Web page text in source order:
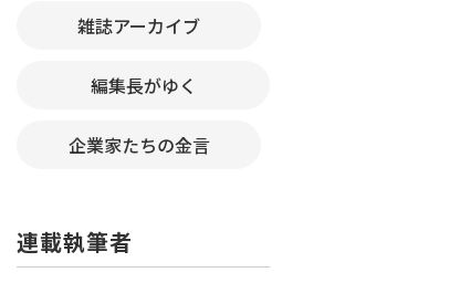
雑誌アーカイブ
編集長がゆく
企業家たちの金言
連載執筆者